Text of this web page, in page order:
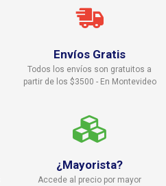
Envíos Gratis
Todos los envíos son gratuitos a
partir de los $3500 - En Montevideo
¿Mayorista?
Accede al precio por mayor